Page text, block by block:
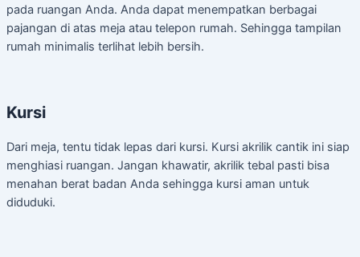
pada ruangan Anda. Anda dapat menempatkan berbagai
pajangan di atas meja atau telepon rumah. Sehingga tampilan
rumah minimalis terlihat lebih bersih.
Kursi
Dari meja, tentu tidak lepas dari kursi. Kursi akrilik cantik ini siap
menghiasi ruangan. Jangan khawatir, akrilik tebal pasti bisa
menahan berat badan Anda sehingga kursi aman untuk
diduduki.